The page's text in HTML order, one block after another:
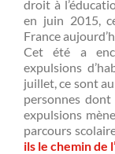
droit à
en juin 2015,
France
Cet été a
expulsions
juillet, ce sont
personnes
expulsions
parcours
ils le chemin de